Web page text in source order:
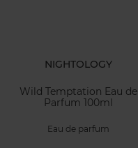
NIGHTOLOGY
Wild Temptation Eau de
Parfum 100ml
Eau de parfum